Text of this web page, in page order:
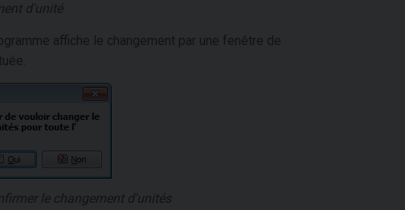
d'unité
affiche le changement par une fenêtre de
le changement d'unités